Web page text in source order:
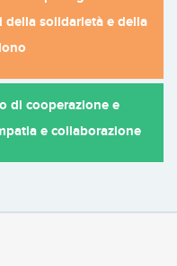
della solidarietà e della
di cooperazione e
e collaborazione